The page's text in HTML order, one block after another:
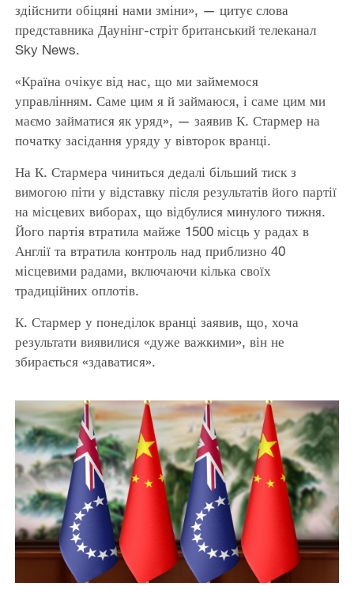
здійснити обіцяні нами зміни», — цитує слова
представника Даунінг-стріт британський телеканал
Sky News.
«Країна очікує від нас, що ми займемося
управлінням. Саме цим я й займаюся, і саме цим ми
маємо займатися як уряд», — заявив К. Стармер на
початку засідання уряду у вівторок вранці.
На К. Стармера чиниться дедалі більший тиск з
вимогою піти у відставку після результатів його партії
на місцевих виборах, що відбулися минулого тижня.
Його партія втратила майже 1500 місць у радах в
Англії та втратила контроль над приблизно 40
місцевими радами, включаючи кілька своїх
традиційних оплотів.
К. Стармер у понеділок вранці заявив, що, хоча
результати виявилися «дуже важкими», він не
збирається «здаватися».